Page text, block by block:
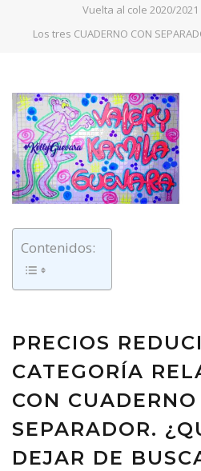
Vuelta al cole 2020/2021
Los tres CUADERNO CON
Contenidos:
PRECIOS
CATEGORÍA
CON CUADERNO
SEPARADOR.
DEJAR DE